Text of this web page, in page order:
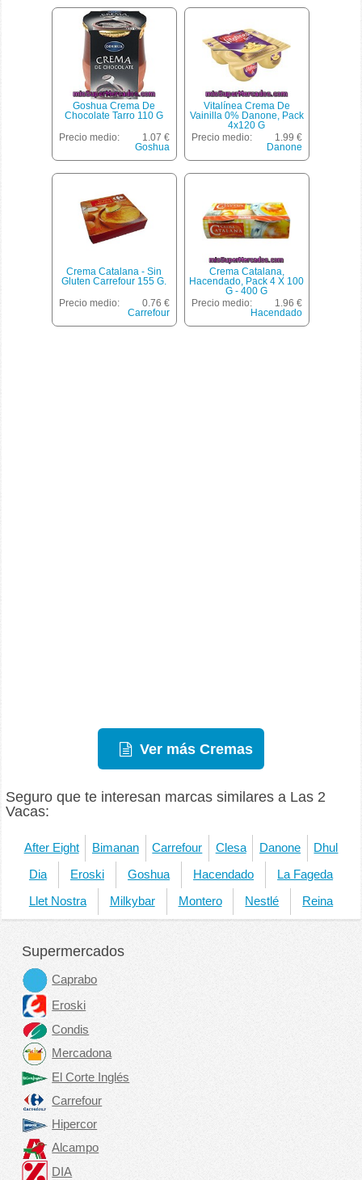
Goshua Crema De
Chocolate Tarro 110 G
Precio medio:
1.07 €
Goshua
Vitalínea Crema De
Vainilla 0% Danone, Pack
4x120 G
Precio medio:
1.99 €
Danone
Crema Catalana - Sin
Gluten Carrefour 155 G.
Precio medio:
0.76 €
Carrefour
Crema Catalana,
Hacendado, Pack 4 X 100
G - 400 G
Precio medio:
1.96 €
Hacendado
Ver más Cremas
Seguro que te interesan marcas similares a Las 2
Vacas:
After Eight Bimanan Carrefour Clesa Danone Dhul
Dia Eroski Goshua Hacendado La Fageda
Llet Nostra Milkybar Montero Nestlé Reina
Supermercados
Caprabo
Eroski
Condis
Mercadona
El Corte Inglés
Carrefour
Hipercor
Alcampo
DIA